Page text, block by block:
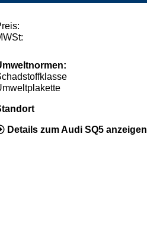
Details zum Audi SQ5 anzeigen